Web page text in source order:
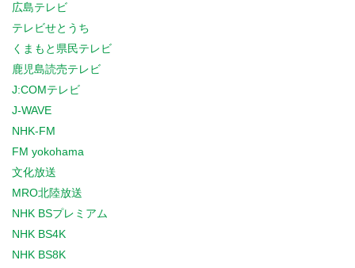
広島テレビ
テレビせとうち
くまもと県民テレビ
鹿児島読売テレビ
J:COMテレビ
J-WAVE
NHK-FM
FM yokohama
文化放送
MRO北陸放送
NHK BSプレミアム
NHK BS4K
NHK BS8K